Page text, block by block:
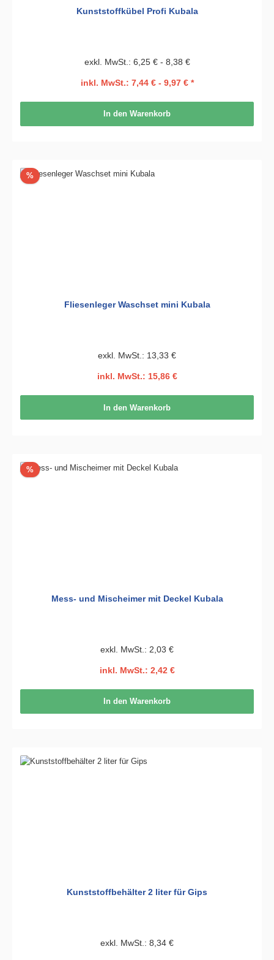
Kunststoffkübel Profi Kubala
exkl. MwSt.: 6,25 € - 8,38 €
inkl. MwSt.: 7,44 € - 9,97 € *
In den Warenkorb
%Rabatt
Fliesenleger Waschset mini Kubala
exkl. MwSt.: 13,33 €
inkl. MwSt.: 15,86 €
In den Warenkorb
%Rabatt
Mess- und Mischeimer mit Deckel Kubala
exkl. MwSt.: 2,03 €
inkl. MwSt.: 2,42 €
In den Warenkorb
Kunststoffbehälter 2 liter für Gips
exkl. MwSt.: 8,34 €